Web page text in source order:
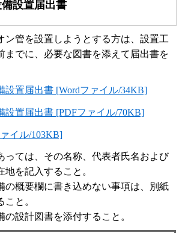
設置届出書
ン管を設置しようとする方は、設置工
までに、必要な図書を添えて届出書を
設置届出書 [Wordファイル/34KB]
設置届出書 [PDFファイル/70KB]
イル/103KB]
ては、その名称、代表者氏名および
を記入すること。
要欄に書き込めない事項は、別紙
と。
計図書を添付すること。